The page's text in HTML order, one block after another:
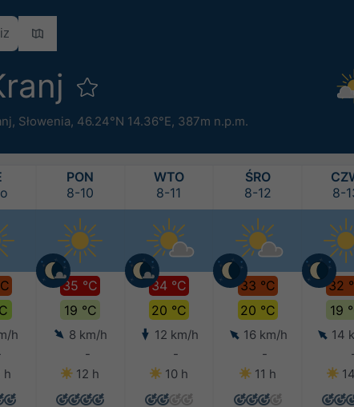
, Słowenia, 46.24°N 14.36°E, 387m n.p.m.
h
h
PON
8-10
35 °C
19 °C
8 km/h
-
12 h
WTO
8-11
34 °C
20 °C
12 km/h
-
10 h
ŚRO
8-12
33 °C
20 °C
16 km/h
-
11 h
8-
32
19
14